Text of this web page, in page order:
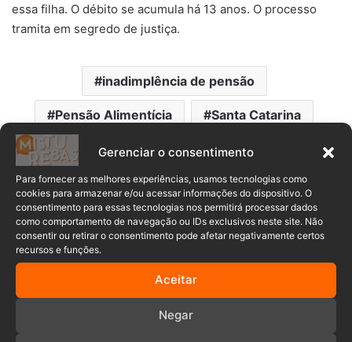
Gerenciar o consentimento
Para fornecer as melhores experiências, usamos tecnologias como
cookies para armazenar e/ou acessar informações do dispositivo. O
consentimento para essas tecnologias nos permitirá processar dados
como comportamento de navegação ou IDs exclusivos neste site. Não
consentir ou retirar o consentimento pode afetar negativamente certos
recursos e funções.
Aceitar
Negar
essa filha. O débito se acumula há 13 anos. O processo
tramita em segredo de justiça.
inadimplência de pensão
Pensão Alimentícia Santa Catarina
Tribunal de Justiça de Santa Catarina